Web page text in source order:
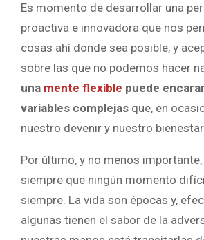
Es momento de desarrollar una
proactiva e innovadora que nos
cosas ahí donde sea posible, y
sobre las que no podemos hacer
una mente flexible puede
variables complejas que, en
nuestro devenir y nuestro
Por último, y no menos
siempre que ningún momento
siempre. La vida son épocas y,
algunas tienen el sabor de la